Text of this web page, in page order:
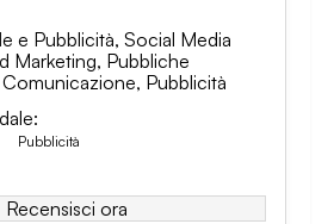
e Pubblicità, Social Media
Marketing, Pubbliche
Comunicazione, Pubblicità
:
Pubblicità
Recensisci ora